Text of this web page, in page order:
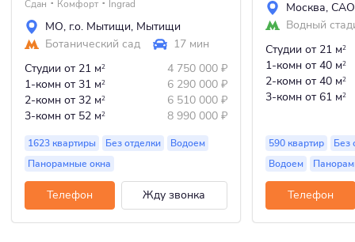
Сдан Комфорт Ingrad
МО, г.о. Мытищи, Мытищи
Ботанический сад
17 мин
Студии от 21 м2 4 750 000 ₽
1-комн от 31 м2 6 290 000 ₽
2-комн от 32 м2 6 510 000 ₽
3-комн от 52 м2 8 990 000 ₽
1623 квартиры Без отделки
Водоем
Панорамные окна
Телефон Жду звонка
Москва, САО
Водный
Студии от 21 м2
1-комн от 40 м2
2-комн от 40 м2
3-комн от 61 м2
590 квартир
Без
Водоем
Телефон